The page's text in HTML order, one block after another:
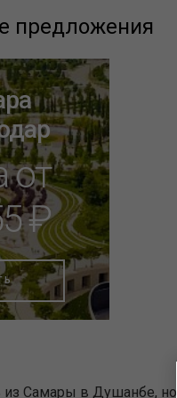
предложения
от
₽
из Самары в Душанбе,